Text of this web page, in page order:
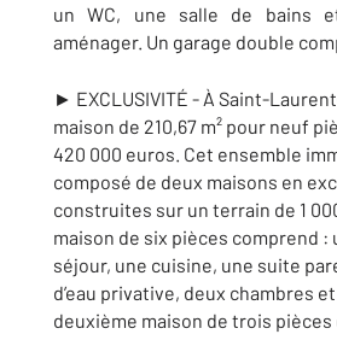
un WC, une salle de bains
aménager. Un garage double
► EXCLUSIVITÉ - À Saint-
maison de 210,67 m² pour neuf
420 000 euros. Cet ensemble
composé de deux maisons en
construites sur un terrain de 1
maison de six pièces comprend :
séjour, une cuisine, une suite
d’eau privative, deux chambres
deuxième maison de trois